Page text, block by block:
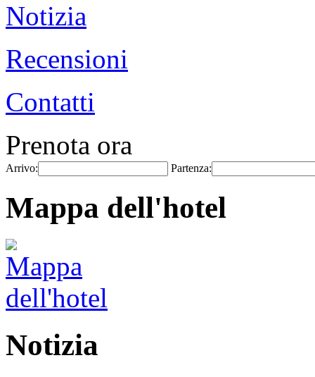
Notizia
Recensioni
Contatti
Prenota ora
Arrivo: Partenza:
Mappa dell'hotel
Notizia